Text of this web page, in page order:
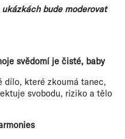
bude moderovat
svědomí je čisté, baby
dílo, které zkoumá tanec,
svobodu, riziko a tělo